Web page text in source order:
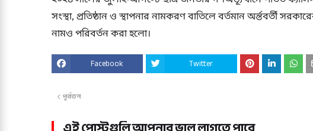
সংস্থা, প্রতিষ্ঠান ও স্থাপনার নামকরণ বাতিলে বর্তমান অর্ন্তবর্তী
নামও পরিবর্তন করা হলো।
Facebook Twitter
পূর্বতন